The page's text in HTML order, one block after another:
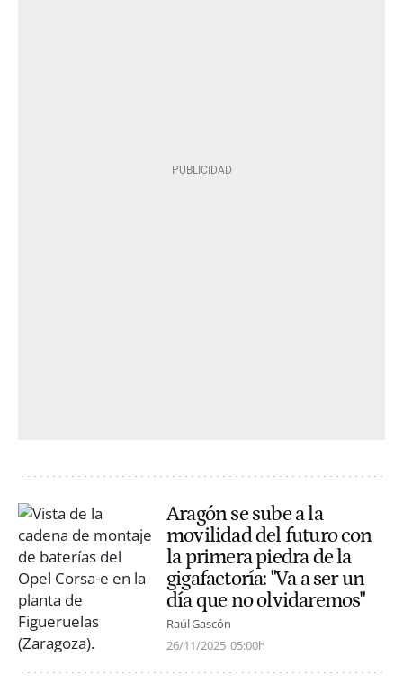
Aragón se sube a la
movilidad del futuro con
la primera piedra de la
gigafactoría: "Va a ser un
día que no olvidaremos"
Raúl Gascón
26/11/2025 05:00h